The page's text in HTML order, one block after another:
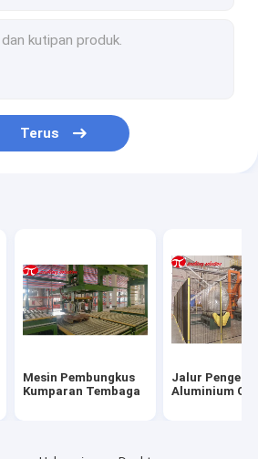
kawat baja
Pipa
Ban
Horisontal
Terus
Mesin Pembungkus
Kumparan Tembaga
Jalur
Aluminium